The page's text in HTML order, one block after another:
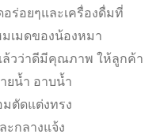
ร่อยๆและเครื่องดื่มที่
มเมดของน้องหมา
ล้วว่าดีมีคุณภาพ ให้ลูกค้า
ยน้ำ อาบน้ำ
ตัดแต่งทรง
ะกลางแจ้ง